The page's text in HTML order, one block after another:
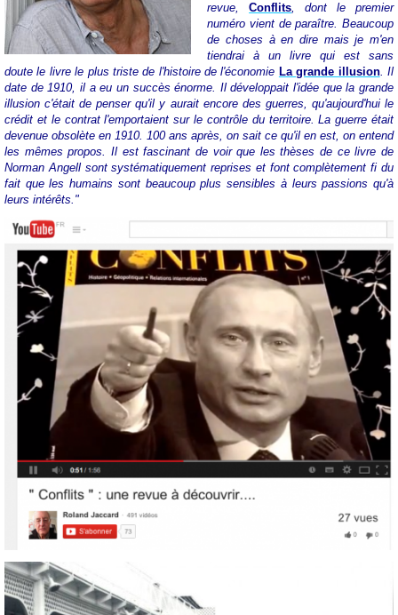
revue,Conflits, dont le premier
numéro vient de paraître. Beaucoup
de choses à en dire mais je m'en
tiendrai à un livre qui est sans
doute le livre le plus triste de l'histoire de l'économie La grande illusion. Il
date de 1910, il a eu un succès énorme. Il développait l'idée que la grande
illusion c'était de penser qu'il y aurait encore des guerres, qu'aujourd'hui le
crédit et le contrat l'emportaient sur le contrôle du territoire. La guerre était
devenue obsolète en 1910. 100 ans après, on sait ce qu'il en est, on entend
les mêmes propos. Il est fascinant de voir que les thèses de ce livre de
Norman Angell sont systématiquement reprises et font complètement fi du
fait que les humains sont beaucoup plus sensibles à leurs passions qu'à
leurs intérêts."